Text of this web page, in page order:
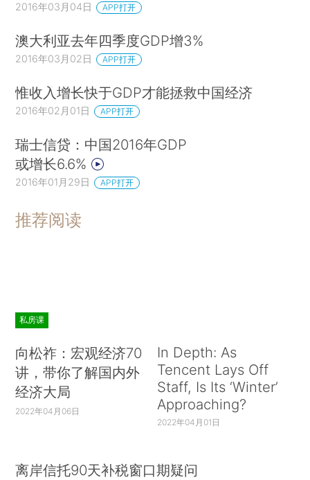
2016年03月04日 APP打开
澳大利亚去年四季度GDP增3%
2016年03月02日 APP打开
惟收入增长快于GDP才能拯救中国经济
2016年02月01日 APP打开
瑞士信贷：中国2016年GDP
或增长6.6%
2016年01月29日 APP打开
推荐阅读
私房课
向松祚：宏观经济70
讲，带你了解国内外
经济大局
2022年04月06日
In Depth: As
Tencent Lays Off
Staff, Is Its ‘Winter’
Approaching?
2022年04月01日
离岸信托90天补税窗口期疑问